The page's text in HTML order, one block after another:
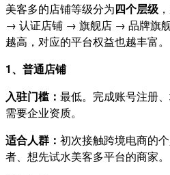
美客多的店铺等级分为四个层级
→ 认证店铺 → 旗舰店 → 品牌旗
越高，对应的平台权益也越丰富。
1、普通店铺
入驻门槛： 最低。完成账号注册
需要企业资质。
适合人群： 初次接触跨境电商的
者、想先试水美客多平台的商家。